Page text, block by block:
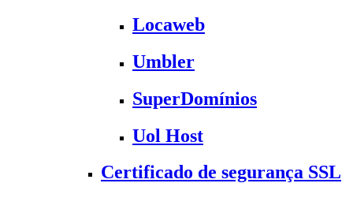
Locaweb
Umbler
SuperDomínios
Uol Host
Certificado de segurança SSL